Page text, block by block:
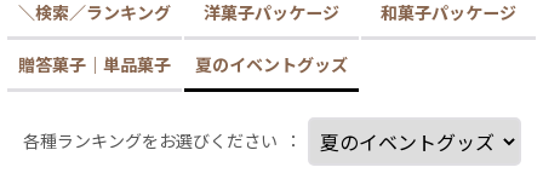
＼検索／ランキング 洋菓子パッケージ 和菓子パッケージ
贈答菓子｜単品菓子 夏のイベントグッズ
各種ランキングをお選びください ：